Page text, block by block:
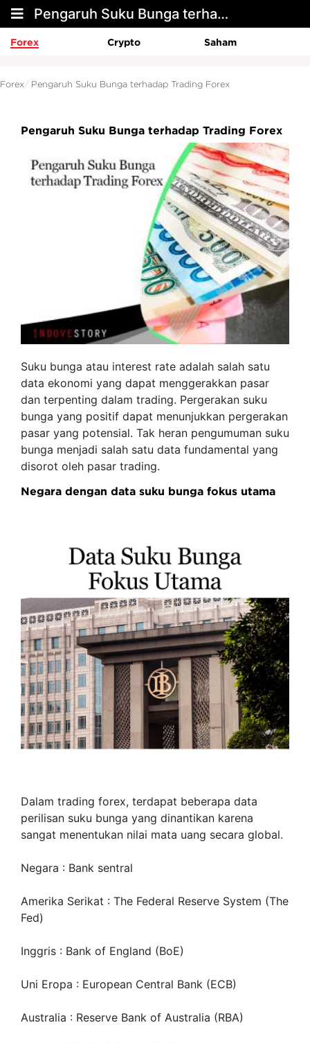
Pengaruh Suku Bunga terhadap Trading Forex
Forex Crypto Saham
Forex Pengaruh Suku Bunga terhadap Trading Forex
Pengaruh Suku Bunga terhadap Trading Forex
Suku bunga atau interest rate adalah salah satu
data ekonomi yang dapat menggerakkan pasar
dan terpenting dalam trading. Pergerakan suku
bunga yang positif dapat menunjukkan pergerakan
pasar yang potensial. Tak heran pengumuman suku
bunga menjadi salah satu data fundamental yang
disorot oleh pasar trading.
Negara dengan data suku bunga fokus utama
Dalam trading forex, terdapat beberapa data
perilisan suku bunga yang dinantikan karena
sangat menentukan nilai mata uang secara global.
Negara : Bank sentral
Amerika Serikat : The Federal Reserve System (The
Fed)
Inggris : Bank of England (BoE)
Uni Eropa : European Central Bank (ECB)
Australia : Reserve Bank of Australia (RBA)